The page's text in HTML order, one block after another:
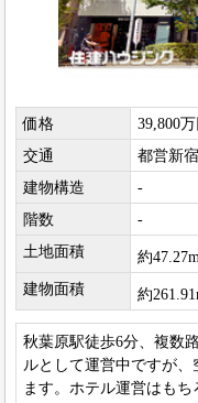
価格
39,800万
交通
都営新
建物構造
-
階数
-
土地面積
約
建物面積 約
秋葉原駅徒歩6分、複数
ルとして運営中ですが
ます。ホテル運営はも